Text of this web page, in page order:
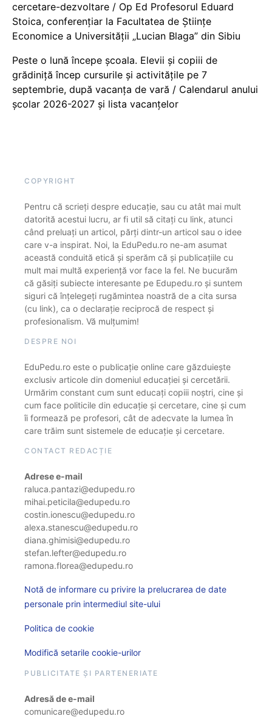
cercetare-dezvoltare / Op Ed Profesorul Eduard
Stoica, conferențiar la Facultatea de Științe
Economice a Universității „Lucian Blaga” din Sibiu
Peste o lună începe școala. Elevii și copiii de
grădiniță încep cursurile și activitățile pe 7
septembrie, după vacanța de vară / Calendarul anului
școlar 2026-2027 și lista vacanțelor
COPYRIGHT
Pentru că scrieți despre educație, sau cu atât mai mult
datorită acestui lucru, ar fi util să citați cu link, atunci
când preluați un articol, părți dintr-un articol sau o idee
care v-a inspirat. Noi, la EduPedu.ro ne-am asumat
această conduită etică și sperăm că și publicațiile cu
mult mai multă experiență vor face la fel. Ne bucurăm
că găsiți subiecte interesante pe Edupedu.ro și suntem
siguri că înțelegeți rugămintea noastră de a cita sursa
(cu link), ca o declarație reciprocă de respect și
profesionalism. Vă mulțumim!
DESPRE NOI
EduPedu.ro este o publicație online care găzduiește
exclusiv articole din domeniul educației și cercetării.
Urmărim constant cum sunt educați copiii noștri, cine și
cum face politicile din educație și cercetare, cine și cum
îi formează pe profesori, cât de adecvate la lumea în
care trăim sunt sistemele de educație și cercetare.
CONTACT REDACȚIE
Adrese e-mail
raluca.pantazi@edupedu.ro
mihai.peticila@edupedu.ro
costin.ionescu@edupedu.ro
alexa.stanescu@edupedu.ro
diana.ghimisi@edupedu.ro
stefan.lefter@edupedu.ro
ramona.florea@edupedu.ro
Notă de informare cu privire la prelucrarea de date
personale prin intermediul site-ului
Politica de cookie
Modifică setarile cookie-urilor
PUBLICITATE ȘI PARTENERIATE
Adresă de e-mail
comunicare@edupedu.ro